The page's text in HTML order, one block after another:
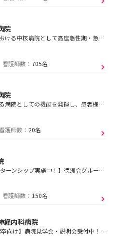
院
十勝圏域における中核病院として高度急性期・急性期医療を担い、地域の医療機関、保健、福祉施設などと連携を深め、回復期・慢性期・在宅療養の支援に取り組んでいます
看護師数： 705名
院
地域における病院としての機能を発揮し、患者様への優しい言葉づかいと十分なケアの提供を通して、地域の方々から信頼される看護を目指します。
看護師数： 20名
【28卒インターンシップ実施中！】徳洲会グループで働きませんか？オンオフも全力！大好きな函館で、気の合う仲間とプロフェッショナルを目指そう！
看護師数： 150名
経内科病院
【2027年度卒向け】病院見学会・説明会受付中！！札幌西区にある慢性期の病院です。